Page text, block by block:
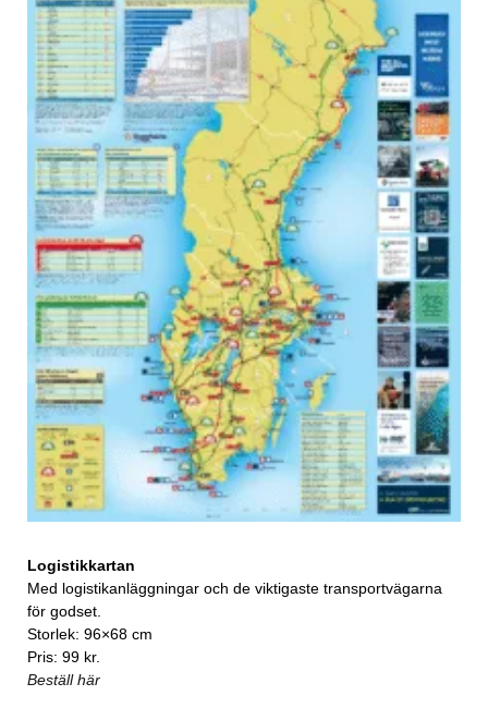
Logistikkartan
Med logistikanläggningar och de viktigaste transportvägarna
för godset.
Storlek: 96×68 cm
Pris: 99 kr.
Beställ här